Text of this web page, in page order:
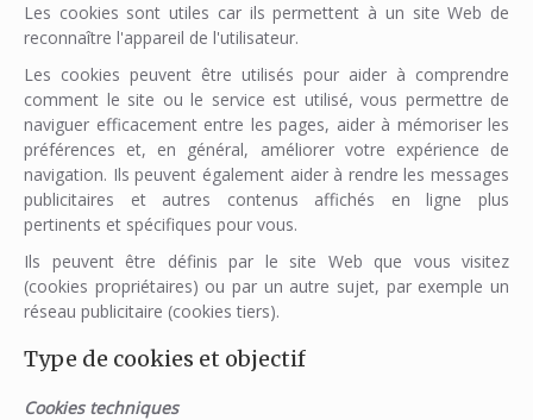
Les cookies sont utiles car ils permettent à un site Web de
reconnaître l'appareil de l'utilisateur.
Les cookies peuvent être utilisés pour aider à comprendre
comment le site ou le service est utilisé, vous permettre de
naviguer efficacement entre les pages, aider à mémoriser les
préférences et, en général, améliorer votre expérience de
navigation. Ils peuvent également aider à rendre les messages
publicitaires et autres contenus affichés en ligne plus
pertinents et spécifiques pour vous.
Ils peuvent être définis par le site Web que vous visitez
(cookies propriétaires) ou par un autre sujet, par exemple un
réseau publicitaire (cookies tiers).
Type de cookies et objectif
Cookies techniques